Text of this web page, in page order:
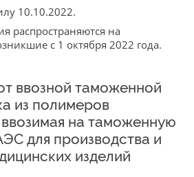
10.10.2022.
распространяются на
с 1 октября 2022 года.
ввозной таможенной
из полимеров
на таможенную
для производства и
изделий